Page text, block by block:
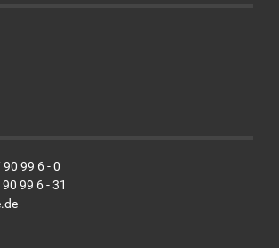
99 6 - 0
99 6 - 31